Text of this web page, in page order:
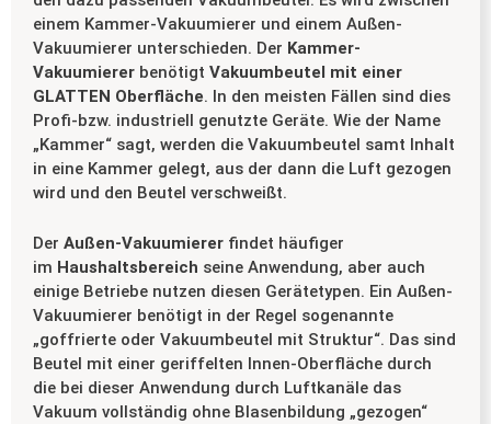
einem Kammer-Vakuumierer und einem Außen-
Vakuumierer unterschieden. Der Kammer-
Vakuumierer benötigt Vakuumbeutel mit einer
GLATTEN Oberfläche. In den meisten Fällen sind dies
Profi-bzw. industriell genutzte Geräte. Wie der Name
„Kammer“ sagt, werden die Vakuumbeutel samt Inhalt
in eine Kammer gelegt, aus der dann die Luft gezogen
wird und den Beutel verschweißt.
Der Außen-Vakuumierer findet häufiger
im Haushaltsbereich seine Anwendung, aber auch
einige Betriebe nutzen diesen Gerätetypen. Ein Außen-
Vakuumierer benötigt in der Regel sogenannte
„goffrierte oder Vakuumbeutel mit Struktur“. Das sind
Beutel mit einer geriffelten Innen-Oberfläche durch
die bei dieser Anwendung durch Luftkanäle das
Vakuum vollständig ohne Blasenbildung „gezogen“